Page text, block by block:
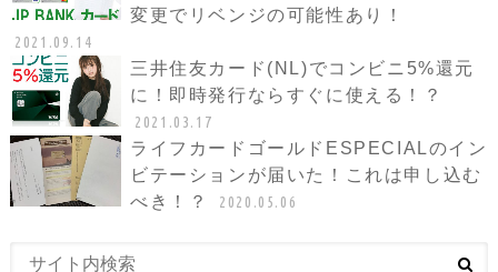
変更でリベンジの可能性あり！
2021.09.14
三井住友カード(NL)でコンビニ5%還元
に！即時発行ならすぐに使える！？
2021.03.17
ライフカードゴールドESPECIALのイン
ビテーションが届いた！これは申し込む
べき！？
2020.05.06